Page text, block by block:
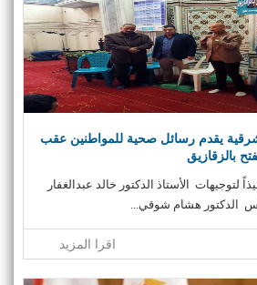
يقدم رسائل صحية للمواطنين عقب
بالزقازيق
لتوجيهات الأستاذ الدكتور خالد عبدالغفار
الدكتور هشام شوقي...
اقرا المزيد